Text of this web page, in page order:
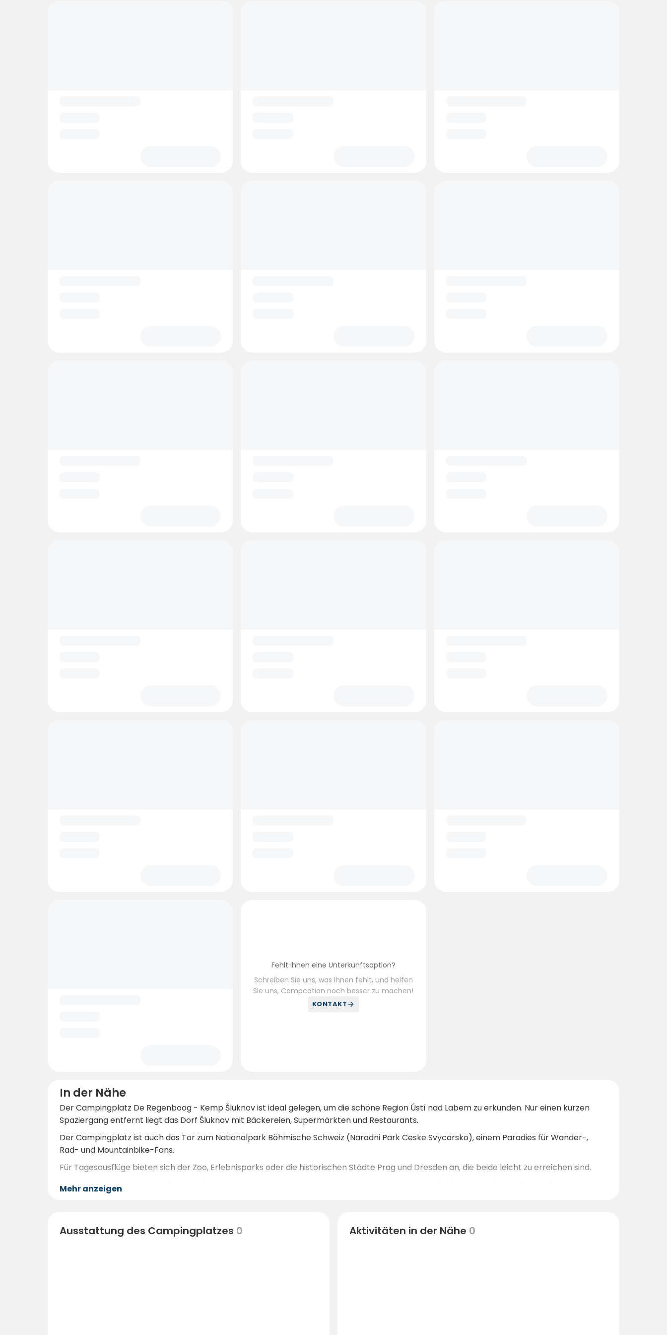
Fehlt Ihnen eine Unterkunftsoption?
Schreiben Sie uns, was Ihnen fehlt, und helfen
Sie uns, Campcation noch besser zu machen!
KONTAKT
In der Nähe
Der Campingplatz De Regenboog - Kemp Šluknov ist ideal gelegen, um die schöne Region Ústí nad Labem zu erkunden. Nur einen kurzen
Spaziergang entfernt liegt das Dorf Šluknov mit Bäckereien, Supermärkten und Restaurants.
Der Campingplatz ist auch das Tor zum Nationalpark Böhmische Schweiz (Narodni Park Ceske Svycarsko), einem Paradies für Wander-,
Rad- und Mountainbike-Fans.
Für Tagesausflüge bieten sich der Zoo, Erlebnisparks oder die historischen Städte Prag und Dresden an, die beide leicht zu erreichen sind.
Die Region bietet eine Vielzahl von kulturellen und natürlichen Attraktionen, darunter raue Naturpfade, malerische Dörfer und faszinierende
historische Stätten.
Mehr anzeigen
Ausstattung des Campingplatzes 0 Aktivitäten in der Nähe 0